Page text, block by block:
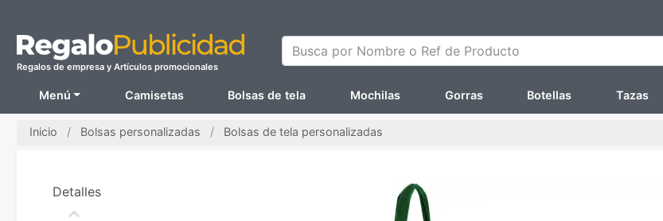
Regalos de empresa y Artículos promocionales
Busca por Nombre o Ref de Producto
Menú Camisetas Bolsas de tela Mochilas Gorras Botellas Tazas
Inicio Bolsas personalizadas Bolsas de tela personalizadas
Detalles